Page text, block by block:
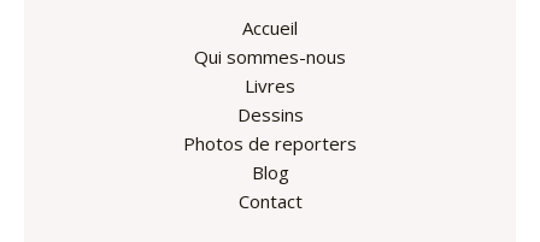
Accueil
Qui sommes-nous
Livres
Dessins
Photos de reporters
Blog
Contact